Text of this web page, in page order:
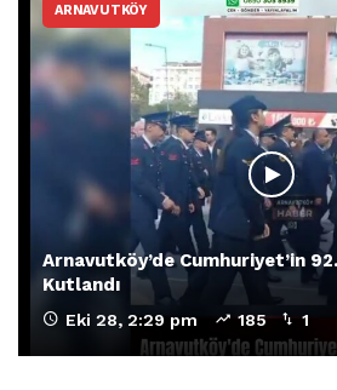
ARNAVUTKÖY
Arnavutköy’de Cumhuriyet’in 92.
Kutlandı
Eki 28, 2:29 pm 185 1